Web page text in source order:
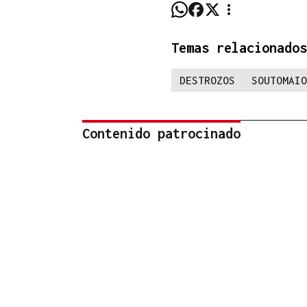
Temas relacionados
DESTROZOS
Contenido patrocinado